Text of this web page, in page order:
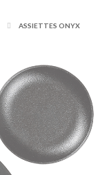
ASSIETTES ONYX